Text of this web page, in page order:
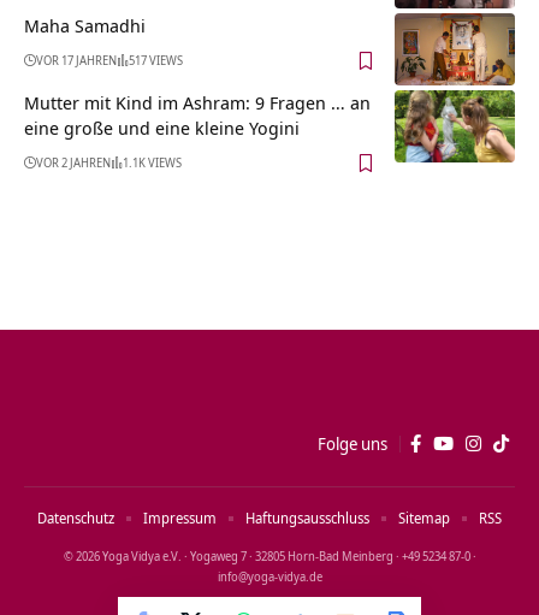
Maha Samadhi
VOR 17 JAHREN 517 VIEWS
Mutter mit Kind im Ashram: 9 Fragen … an
eine große und eine kleine Yogini
VOR 2 JAHREN 1.1K VIEWS
Folge uns
© 2026 Yoga Vidya e.V. · Yogaweg 7 · 32805 Horn‑Bad Meinberg · +49 5234 87‑0 ·
info@yoga‑vidya.de
Datenschutz Impressum Haftungsausschluss Sitemap RSS